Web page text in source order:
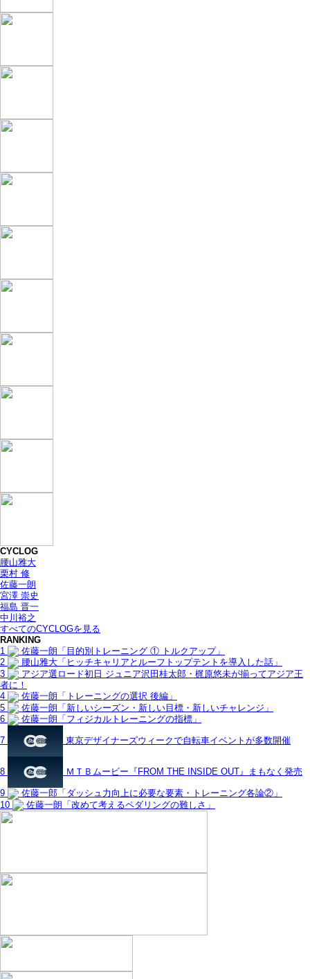
CYCLOG
腰山雅大
栗村 修
佐藤一朗
宮澤 崇史
福島 晋一
中川裕之
すべてのCYCLOGを見る
RANKING
1
佐藤一朗「目的別トレーニング ① トルクアップ」
2
腰山雅大「ヒッチキャリアとルーフトップテントを導入した話」
3
アジア選ロード初日 ジュニア沢田桂太郎・梶原悠未が揃ってアジア王
者に！
4
佐藤一朗「トレーニングの選択 後編」
5
佐藤一朗「新しいシーズン・新しい目標・新しいチャレンジ」
6
佐藤一朗「フィジカルトレーニングの指標」
7 東京デザイナーズウィークで自転車イベントが多数開催
8 ＭＴＢムービー『FROM THE INSIDE OUT』まもなく発売
9
佐藤一郎「ダッシュ力向上に必要な要素・トレーニング各論②」
10
佐藤一朗「改めて考えるペダリングの難しさ」